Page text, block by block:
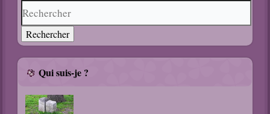
Qui suis-je ?